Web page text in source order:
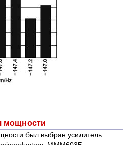
мощности
был выбран усилитель